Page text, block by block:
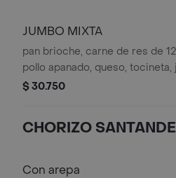
JUMBO MIXTA
pan brioche, carne de res de
pollo apanado, queso, tocineta,
cebolla grille, lechuga, tomate,
$ 30.750
CHORIZO
Con arepa